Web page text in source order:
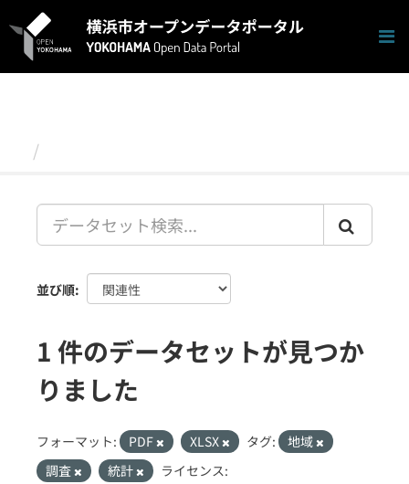
キ
並び順
1 件のデータセットが見つか
りました
フォーマット: PDF XLSX タグ:
地域
調査
統計
ライセンス: